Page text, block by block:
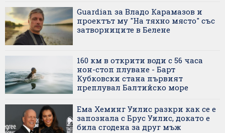
Guardian за Владо Карамазов и
проектът му "На тяхно място" със
затворниците в Белене
160 км в открити води с 56 часа
нон-стоп плуване - Барт
Кубковски стана първият
преплувал Балтийско море
Ема Хеминг Уилис разкри как се е
запознала с Брус Уилис, докато е
била сгодена за друг мъж